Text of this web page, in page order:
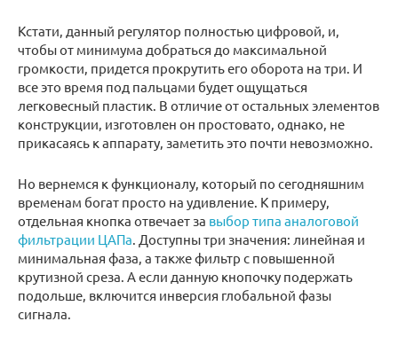
Кстати, данный регулятор полностью цифровой, и,
чтобы от минимума добраться до максимальной
громкости, придется прокрутить его оборота на три. И
все это время под пальцами будет ощущаться
легковесный пластик. В отличие от остальных элементов
конструкции, изготовлен он простовато, однако, не
прикасаясь к аппарату, заметить это почти невозможно.
Но вернемся к функционалу, который по сегодняшним
временам богат просто на удивление. К примеру,
отдельная кнопка отвечает за выбор типа аналоговой
фильтрации ЦАПа. Доступны три значения: линейная и
минимальная фаза, а также фильтр с повышенной
крутизной среза. А если данную кнопочку подержать
подольше, включится инверсия глобальной фазы
сигнала.